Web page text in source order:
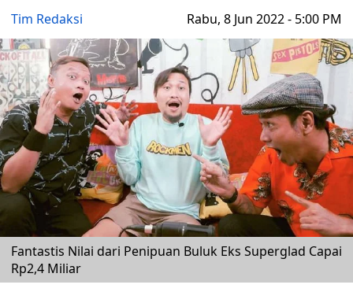
Tim Redaksi Rabu, 8 Jun 2022 - 5:00 PM
Fantastis Nilai dari Penipuan Buluk Eks Superglad Capai
Rp2,4 Miliar